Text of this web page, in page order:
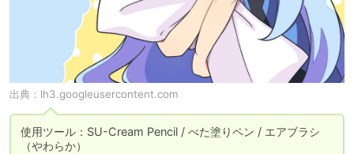
出典： lh3.googleusercontent.com
使用ツール：SU-Cream Pencil / べた塗りペン / エアブラシ
（やわらか）